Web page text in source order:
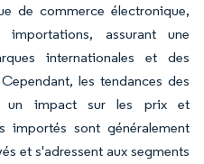
de commerce électronique,
assurant une
internationales et des
les tendances des
un impact sur les prix et
importés sont généralement
et s'adressent aux segments